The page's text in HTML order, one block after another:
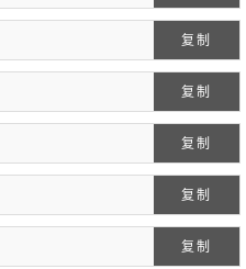
复制
复制
复制
复制
复制